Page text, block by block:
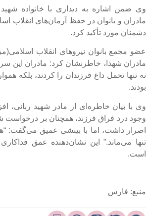
ضمن اشاره به دیداری با خانواده شهید
و بانوان در حفظ آرمان‌های انقلاب
مورد تأکید کرد.
مجمع بانوان نیروهای انقلاب
شهدا، خاطرنشان کرد: مادران این
تنها تحمل داغ فرزندان را کردند، بلکه
با بیان خاطره‌ای از مادر شهید ربانی،
درد فراق فرزند، همچنان بر درخواست
داشت، اما با بینشی عمیق می‌گفت:
می‌ماند.” این نشان‌دهنده عمق
فارس